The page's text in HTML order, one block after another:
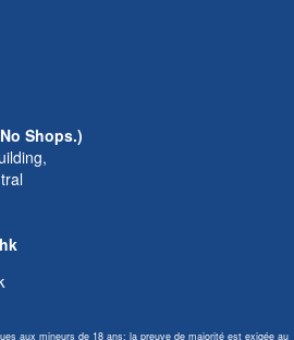
Shops.)
aux mineurs de 18 ans; la preuve de majorité est exigée au